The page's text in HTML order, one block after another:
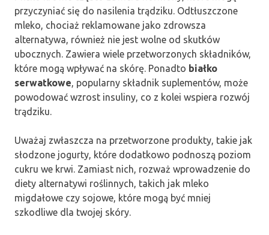
przyczyniać się do nasilenia trądziku. Odtłuszczone
mleko, chociaż reklamowane jako zdrowsza
alternatywa, również nie jest wolne od skutków
ubocznych. Zawiera wiele przetworzonych składników,
które mogą wpływać na skórę. Ponadto białko
serwatkowe, popularny składnik suplementów, może
powodować wzrost insuliny, co z kolei wspiera rozwój
trądziku.
Uważaj zwłaszcza na przetworzone produkty, takie jak
słodzone jogurty, które dodatkowo podnoszą poziom
cukru we krwi. Zamiast nich, rozważ wprowadzenie do
diety alternatywi roślinnych, takich jak mleko
migdałowe czy sojowe, które mogą być mniej
szkodliwe dla twojej skóry.